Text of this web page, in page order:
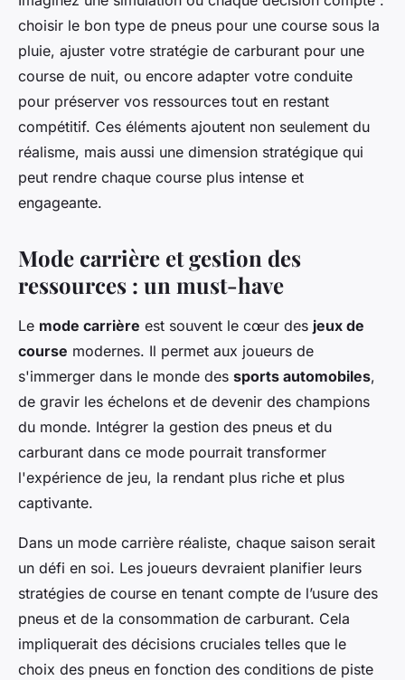
choisir le bon type de pneus pour une course sous la
pluie, ajuster votre stratégie de carburant pour une
course de nuit, ou encore adapter votre conduite
pour préserver vos ressources tout en restant
compétitif. Ces éléments ajoutent non seulement du
réalisme, mais aussi une dimension stratégique qui
peut rendre chaque course plus intense et
engageante.
Mode carrière et gestion des
ressources : un must-have
Le mode carrière est souvent le cœur des jeux de
course modernes. Il permet aux joueurs de
s'immerger dans le monde des sports automobiles,
de gravir les échelons et de devenir des champions
du monde. Intégrer la gestion des pneus et du
carburant dans ce mode pourrait transformer
l'expérience de jeu, la rendant plus riche et plus
captivante.
Dans un mode carrière réaliste, chaque saison serait
un défi en soi. Les joueurs devraient planifier leurs
stratégies de course en tenant compte de l’usure des
pneus et de la consommation de carburant. Cela
impliquerait des décisions cruciales telles que le
choix des pneus en fonction des conditions de piste